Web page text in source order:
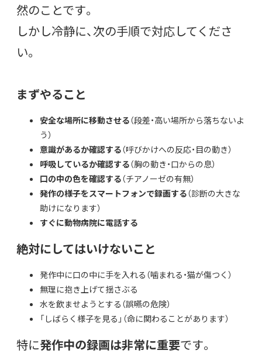
然のことです。
しかし冷静に、次の手順で対応してくださ
い。
まずやること
安全な場所に移動させる（段差・高い場所から落ちないよ
う）
意識があるか確認する（呼びかけへの反応・目の動き）
呼吸しているか確認する（胸の動き・口からの息）
口の中の色を確認する（チアノーゼの有無）
発作の様子をスマートフォンで録画する（診断の大きな
助けになります）
すぐに動物病院に電話する
絶対にしてはいけないこと
発作中に口の中に手を入れる（噛まれる・猫が傷つく）
無理に抱き上げて揺さぶる
水を飲ませようとする（誤嚥の危険）
「しばらく様子を見る」（命に関わることがあります）
特に発作中の録画は非常に重要です。